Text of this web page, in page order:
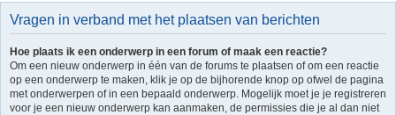
Vragen in verband met het plaatsen van berichten
Hoe plaats ik een onderwerp in een forum of maak een reactie?
Om een nieuw onderwerp in één van de forums te plaatsen of om een reactie
op een onderwerp te maken, klik je op de bijhorende knop op ofwel de pagina
met onderwerpen of in een bepaald onderwerp. Mogelijk moet je je registreren
voor je een nieuw onderwerp kan aanmaken, de permissies die je al dan niet